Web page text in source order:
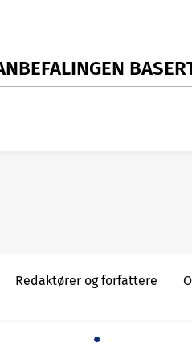
Redaktører og forfattere